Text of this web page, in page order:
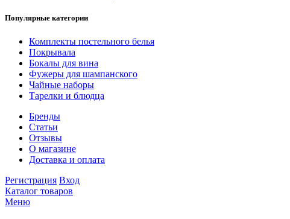
Популярные категории
Комплекты постельного белья
Покрывала
Бокалы для вина
Фужеры для шампанского
Чайные наборы
Тарелки и блюдца
Бренды
Статьи
Отзывы
О магазине
Доставка и оплата
Регистрация Вход
Каталог товаров
Меню